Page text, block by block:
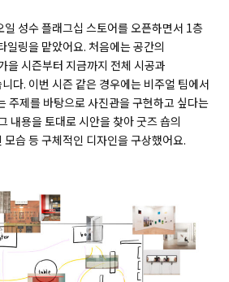
일 성수 플래그십 스토어를 오픈하면서 1층
일링을 맡았어요. 처음에는 공간의
을 시즌부터 지금까지 전체 시공과
다. 이번 시즌 같은 경우에는 비주얼 팀에서
주제를 바탕으로 사진관을 구현하고 싶다는
내용을 토대로 시안을 찾아 굿즈 숍의
습 등 구체적인 디자인을 구상했어요.